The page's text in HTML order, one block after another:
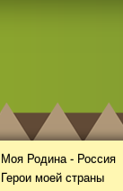
Моя Родина - Россия
Герои моей страны